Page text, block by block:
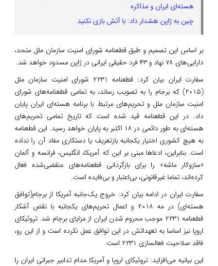
هسته‌ای ایران و مذاکره
چین به ژاپن هشدار داد: با آتش بازی نکنید
بر اساس این تصمیم و طبق قطعنامه شورای امنیت سازمان ملل متحد،
دارایی‌های ۷۸ نهاد و ۴۳ فرد حقیقی ایرانی در ژاپن مسدود خواهد شد.
سفارت ایران بیان کرد: قطعنامه ۲۲۳۱ شورای امنیت سازمان ملل
(۲۰۱۵) که برجام را به تصویب رساند، به تمامی قطعنامه‌های شورای
امنیت سازمان ملل و تحریم‌های مرتبط با برنامه هسته‌ای ایران پایان
داد. در این قطعنامه قید شده است که تاریخ تمامی تحریم‌های
هسته‌ای به طور دائمی در ۱۸ اکتبر به پایان خواهد رسید. این قطعنامه
به هیچ کشوری اختیار یکجانبه بازتعریف یا دستکاری مفاد آن را نداده
است. بنابراین، ادعاها مبنی بر این که آمریکا، انگلیس، فرانسه و آلمان
«سازوکار ماشه» را برای بازگردانی قطعنامه‌های منقضی‌شده فعال
کرده‌اند، تماما غیرقانونی، بی‌اعتبار و بی‌فایده است.
سفارت ایران در ادامه بیان کرد: خروج یک‌جانبه آمریکا از برجام(توافق
هسته‌ای) در مه ۲۰۱۸ و اعمال تحریم‌های یکجانبه با نقض آشکار
قطعنامه ۲۲۳۱ موجب محروم شدن ایران از مزایای برجام شد. تروئیکای
اروپا نیز اساسا به تعهداتش در این توافق عمل نکرده است و از این رو،
فاقد صلاحیت فعالسازی ۲۲۳۱ است.
این بیانیه می‌‎افزاید: تروئیکای اروپا و آمریکا مدام تدابیر جبرانی ایران را